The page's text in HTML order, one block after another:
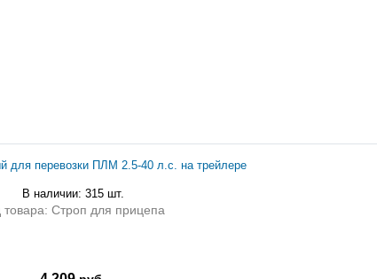
для перевозки ПЛМ 2.5-40 л.с. на трейлере
В наличии: 315 шт.
товара: Строп для прицепа